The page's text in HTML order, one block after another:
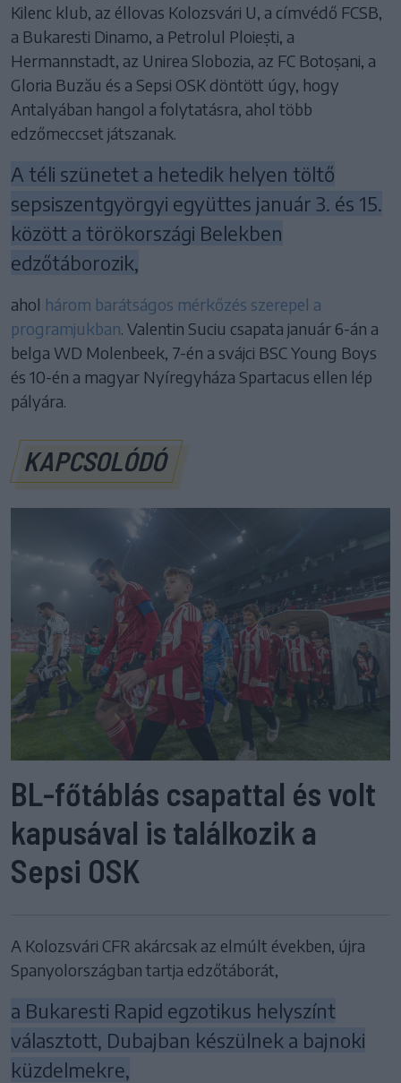
Kilenc klub, az éllovas Kolozsvári U, a címvédő FCSB,
a Bukaresti Dinamo, a Petrolul Ploiești, a
Hermannstadt, az Unirea Slobozia, az FC Botoșani, a
Gloria Buzău és a Sepsi OSK döntött úgy, hogy
Antalyában hangol a folytatásra, ahol több
edzőmeccset játszanak.
A téli szünetet a hetedik helyen töltő
sepsiszentgyörgyi együttes január 3. és 15.
között a törökországi Belekben
edzőtáborozik,
ahol három barátságos mérkőzés szerepel a
programjukban. Valentin Suciu csapata január 6-án a
belga WD Molenbeek, 7-én a svájci BSC Young Boys
és 10-én a magyar Nyíregyháza Spartacus ellen lép
pályára.
KAPCSOLÓDÓ
BL-főtáblás csapattal és volt
kapusával is találkozik a
Sepsi OSK
A Kolozsvári CFR akárcsak az elmúlt években, újra
Spanyolországban tartja edzőtáborát,
a Bukaresti Rapid egzotikus helyszínt
választott, Dubajban készülnek a bajnoki
küzdelmekre,